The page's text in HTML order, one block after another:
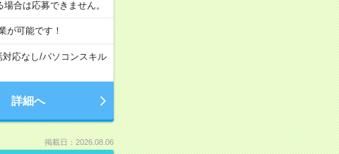
合は応募できません。
が可能です！
対応なし/パソコンスキル
詳細へ
掲載日：2026.08.06